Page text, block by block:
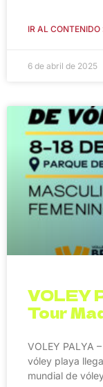
IR AL CONTENIDO
6 de abril de 2025
VOLEY
Tour
VOLEY PALYA
vóley playa
mundial de